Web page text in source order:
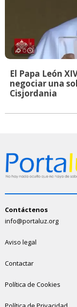
El Papa León
negociar una
Cisjordania
Contáctenos
info@portaluz.org
Aviso legal
Contactar
Política de Cookies